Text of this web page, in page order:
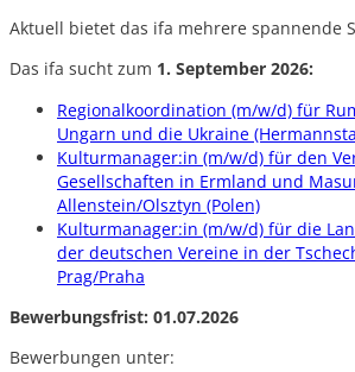
Aktuell bietet das ifa mehrere spannende
Das ifa sucht zum 1. September 2026:
Regionalkoordination (m/w/d) für
Ungarn und die Ukraine
Kulturmanager:in (m/w/d) für den
Gesellschaften in Ermland und
Allenstein/Olsztyn (Polen)
Kulturmanager:in (m/w/d) für die
der deutschen Vereine in der
Prag/Praha
Bewerbungsfrist: 01.07.2026
Bewerbungen unter: